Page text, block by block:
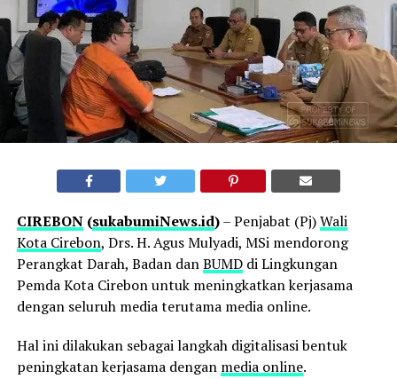
CIREBON(sukabumiNews.id)– Penjabat (Pj)Wali
Kota Cirebon, Drs. H. Agus Mulyadi, MSi mendorong
Perangkat Darah, Badan danBUMDdi Lingkungan
Pemda Kota Cirebon untuk meningkatkan kerjasama
dengan seluruh media terutama media online.
Hal ini dilakukan sebagai langkah digitalisasi bentuk
peningkatan kerjasama dengan media online.